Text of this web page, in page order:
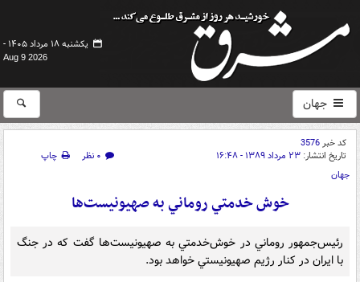
یکشنبه ۱۸ مرداد ۱۴۰۵ -
Aug 9 2026
جهان
کد خبر3576
تاریخ انتشار: ۲۳ مرداد ۱۳۸۹ - ۱۶:۴۸ ۰ نظر
چاپ
جهان
خوش خدمتي روماني به صهيونيست‌ها
رئيس‌جمهور روماني در خوش‌خدمتي به صهيونيست‌ها گفت که در جنگ
با ايران در کنار رژيم صهيونيستي خواهد بود.